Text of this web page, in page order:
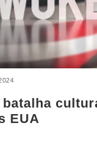
batalha
EUA